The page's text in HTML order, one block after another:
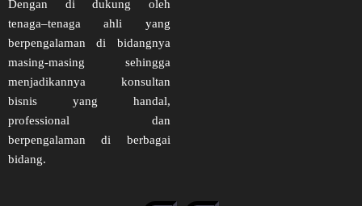
Dengan di dukung oleh
tenaga–tenaga ahli yang
berpengalaman di bidangnya
masing-masing sehingga
menjadikannya konsultan
bisnis yang handal,
professional dan
berpengalaman di berbagai
bidang.